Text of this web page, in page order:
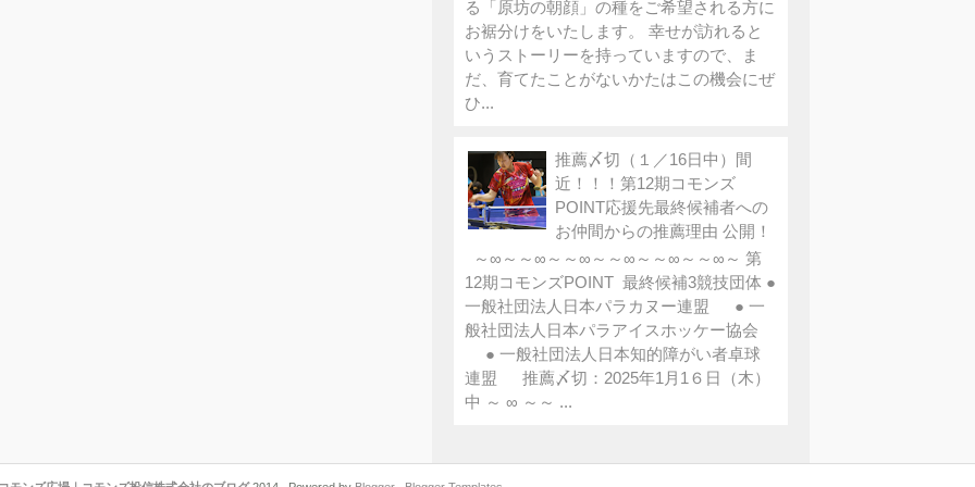
る「原坊の朝顔」の種をご希望される方に
お裾分けをいたします。 幸せが訪れると
いうストーリーを持っていますので、ま
だ、育てたことがないかたはこの機会にぜ
ひ...
推薦〆切（１／16日中）間
近！！！第12期コモンズ
POINT応援先最終候補者への
お仲間からの推薦理由 公開！
～∞～～∞～～∞～～∞～～∞～～∞～ 第
12期コモンズPOINT 最終候補3競技団体 ●
一般社団法人日本パラカヌー連盟 ● 一
般社団法人日本パラアイスホッケー協会
● 一般社団法人日本知的障がい者卓球
連盟 推薦〆切：2025年1月1６日（木）
中 ～ ∞ ～～ ...